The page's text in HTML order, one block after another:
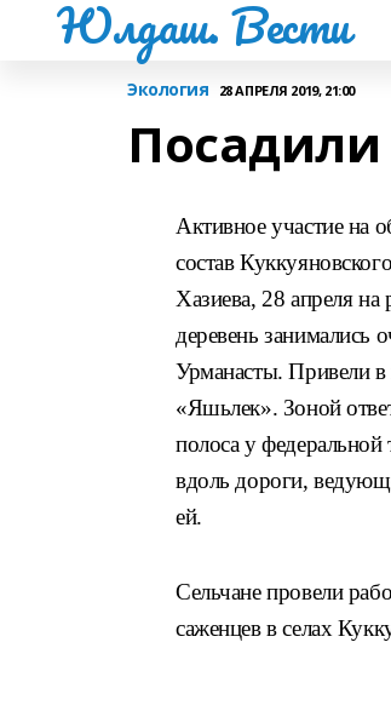
Юлдаш. Вести
Экология 28 АПРЕЛЯ 2019, 21:00
Посадили
Активное участие на
состав
Хазиева, 28 апреля
деревень занимались
Урманасты. Привели в
«Яшьлек». Зоной
полоса у
вдоль дороги,
ей.
Сельчане провели
саженцев в селах